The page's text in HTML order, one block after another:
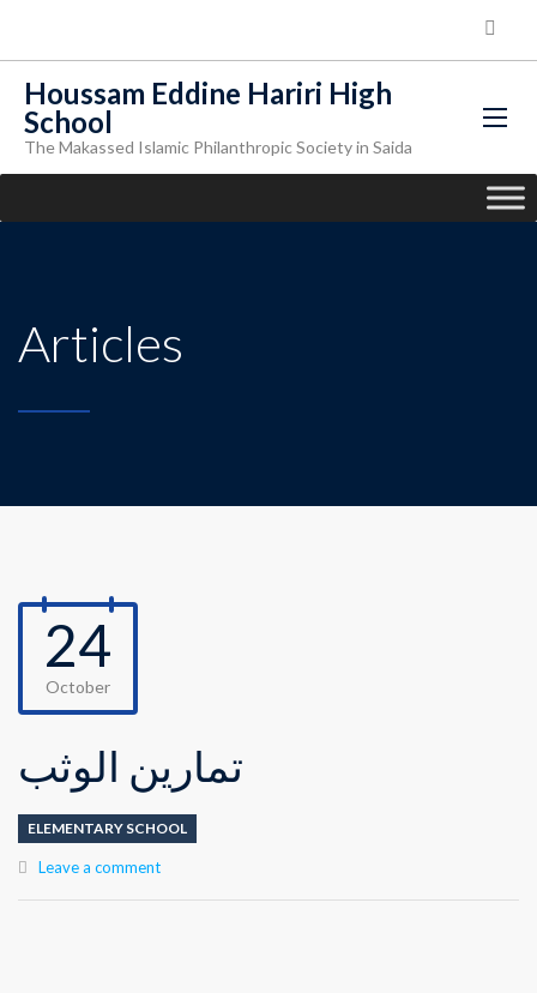
Houssam Eddine Hariri High
School
The Makassed Islamic Philanthropic Society in Saida
Articles
24
October
تمارين الوثب
ELEMENTARY SCHOOL
Leave a comment